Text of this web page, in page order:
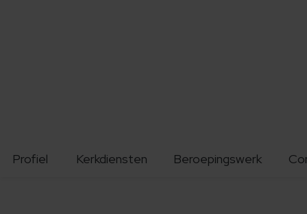
Profiel Kerkdiensten Beroepingswerk